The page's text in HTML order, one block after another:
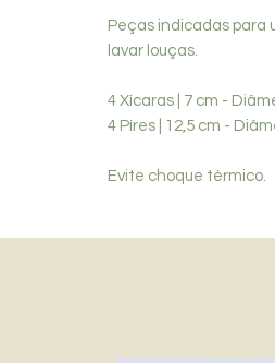
Peças indicadas para
lavar louças.
4 Xícaras | 7 cm -
4 Píres | 12,5 cm -
Evite choque térmico.